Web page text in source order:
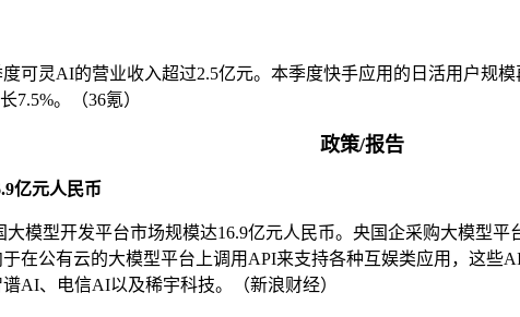
可灵AI的营业收入超过2.5亿元。本季度快手应用的日活用户规
7.5%。（36氪）
政策/报告
亿元人民币
模型开发平台市场规模达16.9亿元人民币。央国企采购大模型
在公有云的大模型平台上调用API来支持各种互娱类应用，这
AI、电信AI以及稀宇科技。（新浪财经）